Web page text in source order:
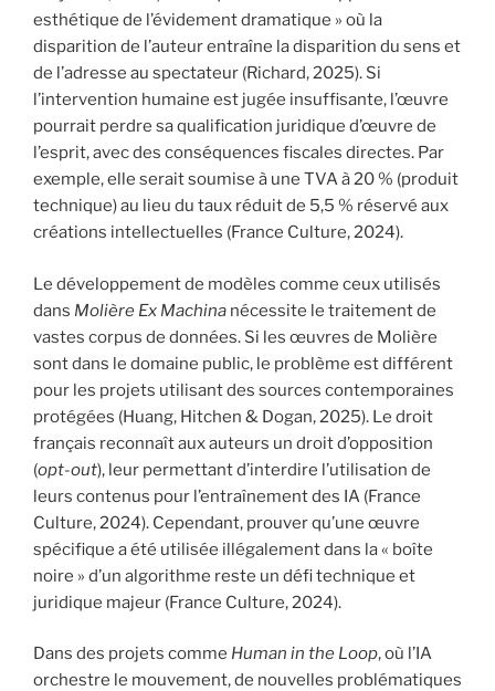
esthétique de l’évidement dramatique » où la
disparition de l’auteur entraîne la disparition du sens et
de l’adresse au spectateur (Richard, 2025). Si
l’intervention humaine est jugée insuffisante, l’œuvre
pourrait perdre sa qualification juridique d’œuvre de
l’esprit, avec des conséquences fiscales directes. Par
exemple, elle serait soumise à une TVA à 20 % (produit
technique) au lieu du taux réduit de 5,5 % réservé aux
créations intellectuelles (France Culture, 2024).
Le développement de modèles comme ceux utilisés
dans Molière Ex Machina nécessite le traitement de
vastes corpus de données. Si les œuvres de Molière
sont dans le domaine public, le problème est différent
pour les projets utilisant des sources contemporaines
protégées (Huang, Hitchen & Dogan, 2025). Le droit
français reconnaît aux auteurs un droit d’opposition
(opt-out), leur permettant d’interdire l’utilisation de
leurs contenus pour l’entraînement des IA (France
Culture, 2024). Cependant, prouver qu’une œuvre
spécifique a été utilisée illégalement dans la « boîte
noire » d’un algorithme reste un défi technique et
juridique majeur (France Culture, 2024).
Dans des projets comme Human in the Loop, où l’IA
orchestre le mouvement, de nouvelles problématiques